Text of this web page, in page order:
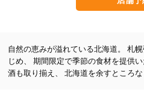
自然の恵みが溢れている北海道。 札
じめ、 期間限定で季節の食材を提供
酒も取り揃え、 北海道を余すところな